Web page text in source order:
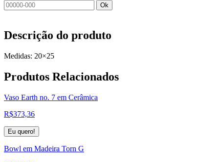
Ok
Descrição do produto
Medidas: 20×25
Produtos Relacionados
Vaso Earth no. 7 em Cerâmica
R$373,36
Eu quero!
Bowl em Madeira Torn G